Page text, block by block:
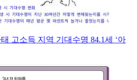
고소득 지역 기대수명 84.1세 ‘아